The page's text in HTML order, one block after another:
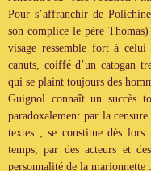
Pour s’affranchir de
son complice le père
visage ressemble fort à
canuts, coiffé d’un catogan
qui se plaint toujours des
Guignol connaît un succès
paradoxalement par la
textes ; se constitue dès
temps, par des acteurs et
personnalité de la marionnette :